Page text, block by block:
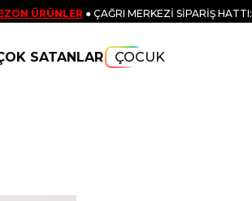
ÜRÜNLER ● ÇAĞRI MERKEZİ SİPARİŞ HATTI:
SATANLAR ÇOCUK